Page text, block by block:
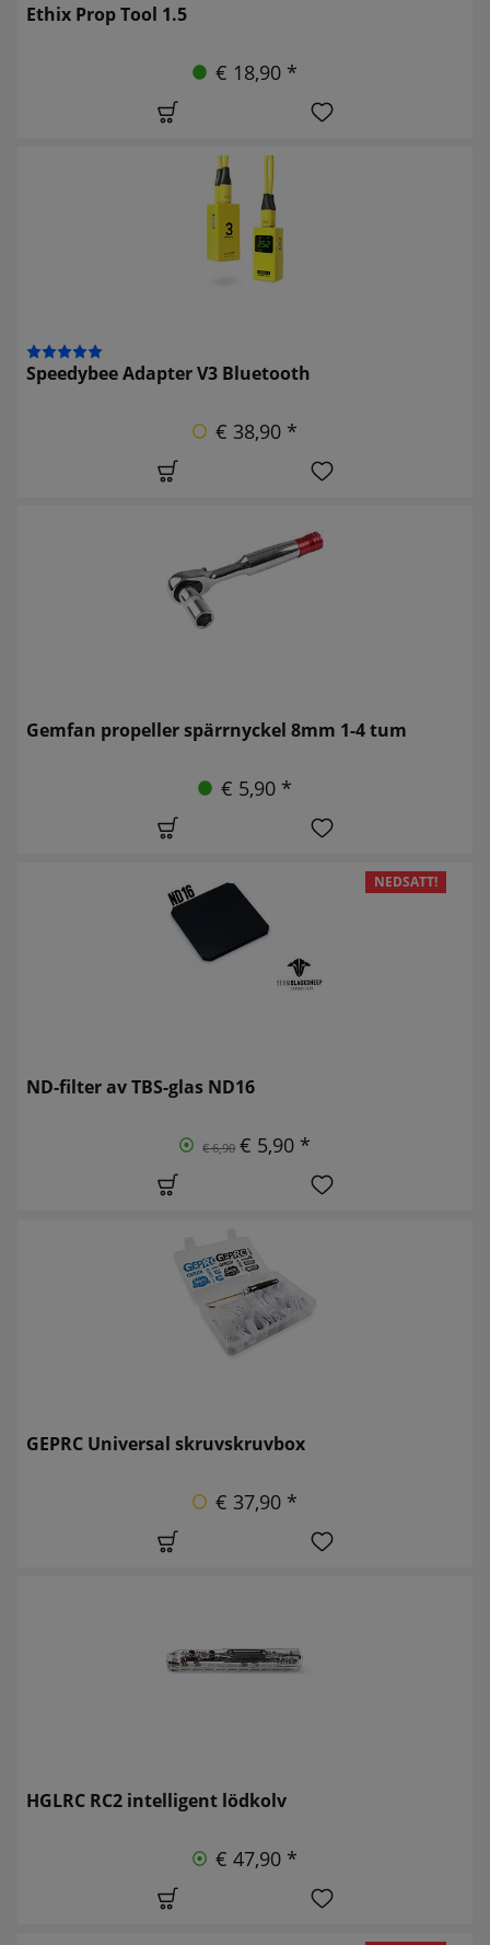
Ethix Prop Tool 1.5
€ 18,90 *
Speedybee Adapter V3 Bluetooth
€ 38,90 *
Gemfan propeller spärrnyckel 8mm 1-4 tum
€ 5,90 *
NEDSATT!
ND-filter av TBS-glas ND16
€ 6,90 € 5,90 *
GEPRC Universal skruvskruvbox
€ 37,90 *
HGLRC RC2 intelligent lödkolv
€ 47,90 *